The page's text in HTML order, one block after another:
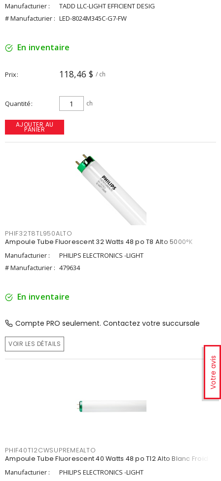
Votre avis
Manufacturier :
TADD LLC-LIGHT EFFICIENT DESIG
# Manufacturier : LED-8024M345C-G7-FW
En inventaire
Prix 118,46 $ / ch
Quantité ch
AJOUTER AU
PANIER
PHIF32T8TL950ALTO
Ampoule Tube Fluorescent 32 Watts 48 po T8 Alto 5000°K
Manufacturier :
PHILIPS ELECTRONICS -LIGHT
# Manufacturier : 479634
En inventaire
Compte PRO seulement. Contactez votre succursale
VOIR LES DÉTAILS
PHIF40T12CWSUPREMEALTO
Ampoule Tube Fluorescent 40 Watts 48 po T12 Alto Blanc Froid
Manufacturier :
PHILIPS ELECTRONICS -LIGHT